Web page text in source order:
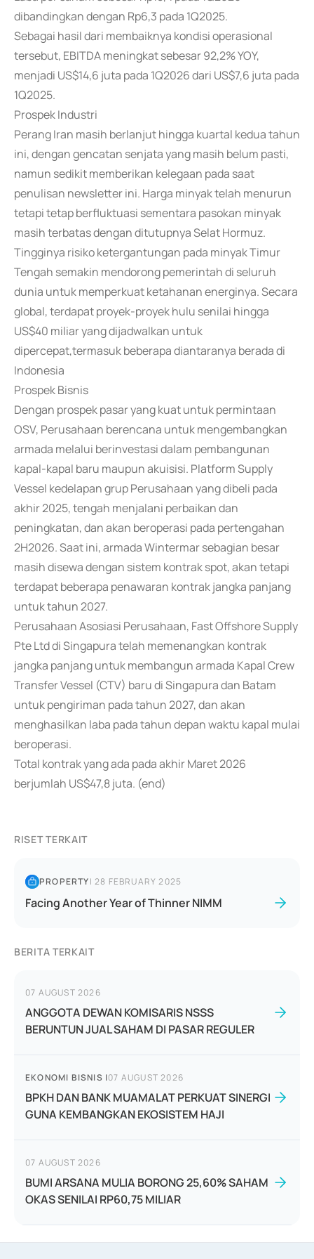
dibandingkan dengan Rp6,3 pada 1Q2025.
Sebagai hasil dari membaiknya kondisi operasional
tersebut, EBITDA meningkat sebesar 92,2% YOY,
menjadi US$14,6 juta pada 1Q2026 dari US$7,6 juta pada
1Q2025.
Prospek Industri
Perang Iran masih berlanjut hingga kuartal kedua tahun
ini, dengan gencatan senjata yang masih belum pasti,
namun sedikit memberikan kelegaan pada saat
penulisan newsletter ini. Harga minyak telah menurun
tetapi tetap berfluktuasi sementara pasokan minyak
masih terbatas dengan ditutupnya Selat Hormuz.
Tingginya risiko ketergantungan pada minyak Timur
Tengah semakin mendorong pemerintah di seluruh
dunia untuk memperkuat ketahanan energinya. Secara
global, terdapat proyek-proyek hulu senilai hingga
US$40 miliar yang dijadwalkan untuk
dipercepat,termasuk beberapa diantaranya berada di
Indonesia
Prospek Bisnis
Dengan prospek pasar yang kuat untuk permintaan
OSV, Perusahaan berencana untuk mengembangkan
armada melalui berinvestasi dalam pembangunan
kapal-kapal baru maupun akuisisi. Platform Supply
Vessel kedelapan grup Perusahaan yang dibeli pada
akhir 2025, tengah menjalani perbaikan dan
peningkatan, dan akan beroperasi pada pertengahan
2H2026. Saat ini, armada Wintermar sebagian besar
masih disewa dengan sistem kontrak spot, akan tetapi
terdapat beberapa penawaran kontrak jangka panjang
untuk tahun 2027.
Perusahaan Asosiasi Perusahaan, Fast Offshore Supply
Pte Ltd di Singapura telah memenangkan kontrak
jangka panjang untuk membangun armada Kapal Crew
Transfer Vessel (CTV) baru di Singapura dan Batam
untuk pengiriman pada tahun 2027, dan akan
menghasilkan laba pada tahun depan waktu kapal mulai
beroperasi.
Total kontrak yang ada pada akhir Maret 2026
berjumlah US$47,8 juta. (end)
RISET TERKAIT
PROPERTY|28 FEBRUARY 2025
Facing Another Year of Thinner NIMM
BERITA TERKAIT
07 AUGUST 2026
ANGGOTA DEWAN KOMISARIS NSSS
BERUNTUN JUAL SAHAM DI PASAR REGULER
EKONOMI BISNIS |07 AUGUST 2026
BPKH DAN BANK MUAMALAT PERKUAT SINERGI
GUNA KEMBANGKAN EKOSISTEM HAJI
07 AUGUST 2026
BUMI ARSANA MULIA BORONG 25,60% SAHAM
OKAS SENILAI RP60,75 MILIAR